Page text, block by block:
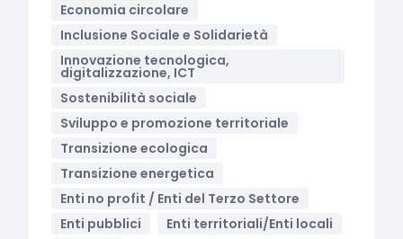
Economia circolare
Inclusione Sociale e Solidarietà
Innovazione tecnologica,
digitalizzazione, ICT
Sostenibilità sociale
Sviluppo e promozione territoriale
Transizione ecologica
Transizione energetica
Enti no profit / Enti del Terzo Settore
Enti pubblici
Enti territoriali/Enti locali